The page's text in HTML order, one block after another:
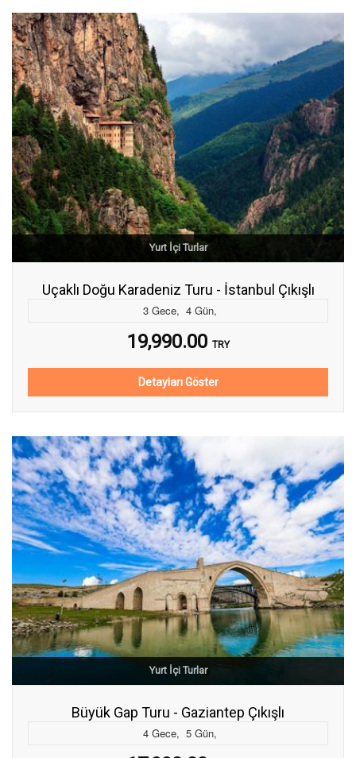
Yurt İçi Turlar
Uçaklı Doğu Karadeniz Turu - İstanbul Çıkışlı
3 Gece, 4 Gün,
19,990.00 TRY
Detayları Göster
Yurt İçi Turlar
Büyük Gap Turu - Gaziantep Çıkışlı
4 Gece, 5 Gün,